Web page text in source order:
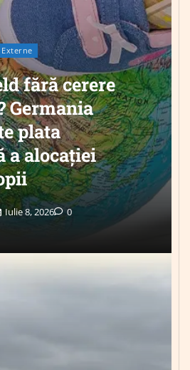
fără cerere
Germania
plata
a alocației
Iulie 8, 2026 0